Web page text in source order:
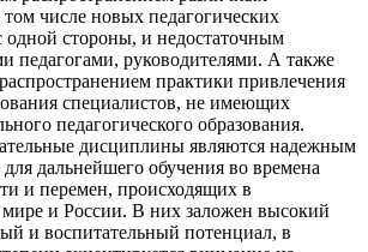
числе новых педагогических
одной стороны, и недостаточным
педагогами, руководителями. А также
практики привлечения
специалистов, не имеющих
педагогического образования.
дисциплины являются надежным
дальнейшего обучения во времена
и перемен, происходящих в
и России. В них заложен высокий
и воспитательный потенциал, в